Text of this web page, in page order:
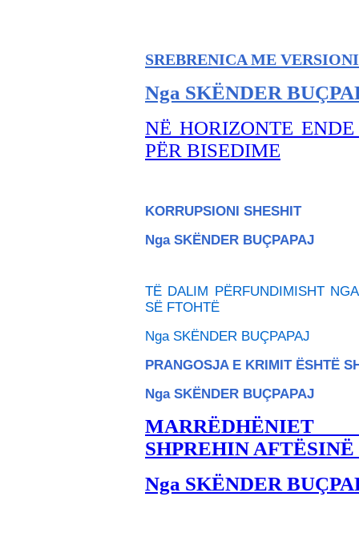
SREBRENICA ME
Nga SKËNDER BU
NË HORIZONTE
PËR BISEDIME
KORRUPSIONI SHESHIT
Nga SKËNDER BUÇPAPAJ
TË DALIM PËRFUNDIMISHT
SË FTOHTË
Nga SKËNDER BUÇPAPAJ
PRANGOSJA E KRIMIT ËSHTË
Nga SKËNDER BUÇPAPAJ
MARRËDHËNIET
SHPREHIN
Nga SKËNDER